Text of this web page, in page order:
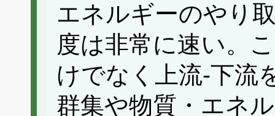
エネルギーのやり
度は非常に速い。
けでなく上流-下流
群集や物質・エネ